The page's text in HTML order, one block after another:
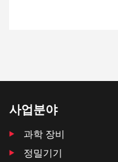
사업분야
과학 장비
정밀기기